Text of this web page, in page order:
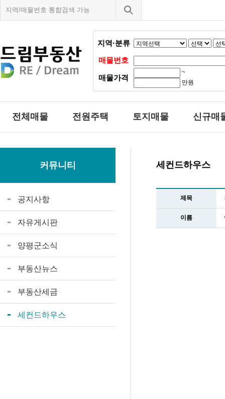
지역·분류
매물번호
매물가격
~
만원
전체매물 전원주택 토지매물 신규매
커뮤니티
공지사항
자유게시판
양평군소식
부동산뉴스
부동산세금
세컨드하우스
세컨드하우스
제목
이름